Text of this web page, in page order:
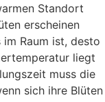
Standort
erscheinen
Raum ist, desto
liegt
muss die
sich ihre Blüten